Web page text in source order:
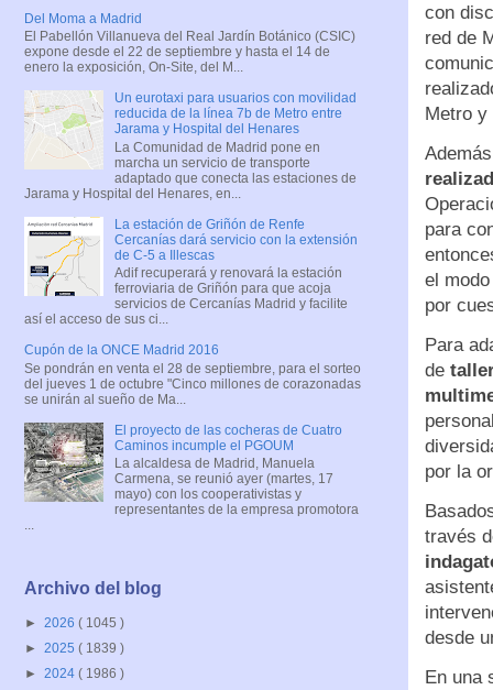
con
red de
Metro
para
el
por
Para
de
por la
través
desde
En una
Del Moma a Madrid
El Pabellón Villanueva del Real Jardín Botánico (CSIC)
expone desde el 22 de septiembre y hasta el 14 de
enero la exposición, On-Site, del M...
Un eurotaxi para usuarios con movilidad
reducida de la línea 7b de Metro entre
Jarama y Hospital del Henares
La Comunidad de Madrid pone en
marcha un servicio de transporte
adaptado que conecta las estaciones de
Jarama y Hospital del Henares, en...
La estación de Griñón de Renfe
Cercanías dará servicio con la extensión
de C-5 a Illescas
Adif recuperará y renovará la estación
ferroviaria de Griñón para que acoja
servicios de Cercanías Madrid y facilite
así el acceso de sus ci...
Cupón de la ONCE Madrid 2016
Se pondrán en venta el 28 de septiembre, para el sorteo
del jueves 1 de octubre "Cinco millones de corazonadas
se unirán al sueño de Ma...
El proyecto de las cocheras de Cuatro
Caminos incumple el PGOUM
La alcaldesa de Madrid, Manuela
Carmena, se reunió ayer (martes, 17
mayo) con los cooperativistas y
representantes de la empresa promotora
...
Archivo del blog
► 2026 ( 1045 )
► 2025 ( 1839 )
► 2024 ( 1986 )